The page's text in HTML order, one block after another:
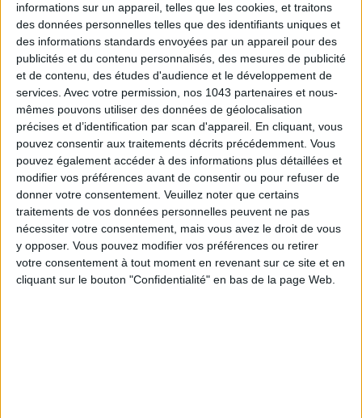
informations sur un appareil, telles que les cookies, et traitons
des données personnelles telles que des identifiants uniques et
des informations standards envoyées par un appareil pour des
publicités et du contenu personnalisés, des mesures de publicité
et de contenu, des études d'audience et le développement de
services. Avec votre permission, nos 1043 partenaires et nous-
mêmes pouvons utiliser des données de géolocalisation
précises et d’identification par scan d'appareil. En cliquant, vous
pouvez consentir aux traitements décrits précédemment. Vous
pouvez également accéder à des informations plus détaillées et
modifier vos préférences avant de consentir ou pour refuser de
donner votre consentement. Veuillez noter que certains
traitements de vos données personnelles peuvent ne pas
nécessiter votre consentement, mais vous avez le droit de vous
y opposer. Vous pouvez modifier vos préférences ou retirer
votre consentement à tout moment en revenant sur ce site et en
cliquant sur le bouton "Confidentialité" en bas de la page Web.
SUBSCRIBE
ADOPT PARFUMS IS REVOLUTIONIZING AFFORDABLE MADE-IN-FRANCE
FRAGRANCES